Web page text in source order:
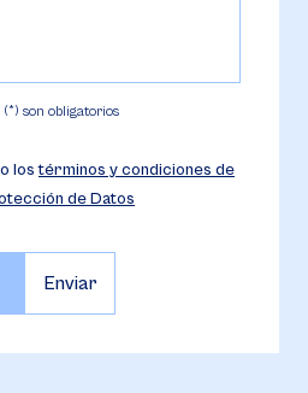
(*) son obligatorios
lostérminos y condiciones de
de Datos